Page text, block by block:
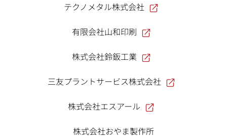
テクノメタル株式会社
有限会社山和印刷
株式会社鈴鈑工業
三友プラントサービス株式会社
株式会社エスアール
株式会社おやま製作所